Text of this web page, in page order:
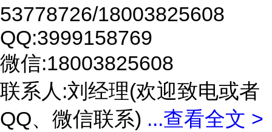
53778726/18003825608
QQ:3999158769
微信:18003825608
联系人:刘经理(欢迎致电或者
QQ、微信联系) ...查看全文 >